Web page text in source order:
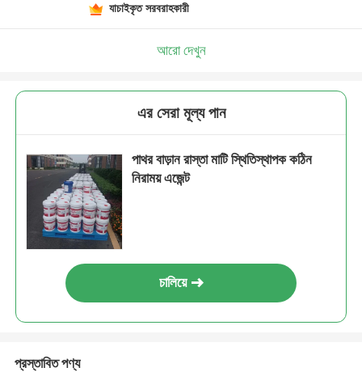
যাচাইকৃত সরবরাহকারী
আরো দেখুন
এর সেরা মূল্য পান
পাথর বাড়ান রাস্তা মাটি স্থিতিস্থাপক কঠিন
নিরাময় এজেন্ট
চালিয়ে
প্রস্তাবিত পণ্য